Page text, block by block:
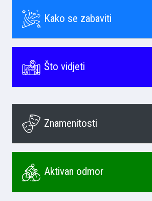
Kako se zabaviti
Što vidjeti
Znamenitosti
Aktivan odmor